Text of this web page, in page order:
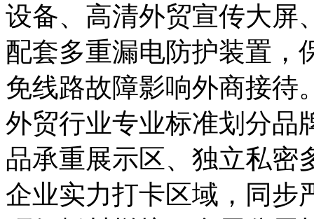
设备、高清外贸宣传大屏
配套多重漏电防护装置，
免线路故障影响外商接待
外贸行业专业标准划分品
品承重展示区、独立私密
企业实力打卡区域，同步